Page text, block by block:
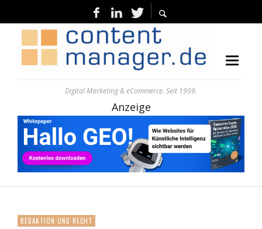
Digital Marketing & eCommerce. Seit 1999.
Anzeige
REDAKTION UND RECHT